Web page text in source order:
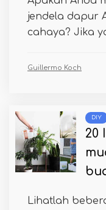
jendela dapur
cahaya? Jika
Guillermo Koch
DIY
20
Lihatlah